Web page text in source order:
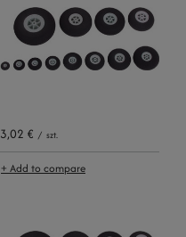
3,02 € / szt.
+ Add to compare